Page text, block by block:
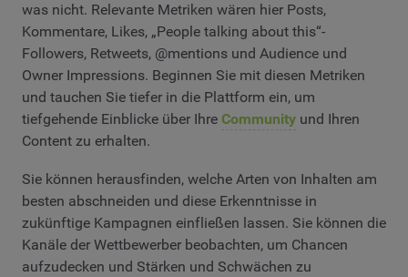
was nicht. Relevante Metriken wären hier Posts,
Kommentare, Likes, „People talking about this“-
Followers, Retweets, @mentions und Audience und
Owner Impressions. Beginnen Sie mit diesen Metriken
und tauchen Sie tiefer in die Plattform ein, um
tiefgehende Einblicke über Ihre Community und Ihren
Content zu erhalten.
Sie können herausfinden, welche Arten von Inhalten am
besten abschneiden und diese Erkenntnisse in
zukünftige Kampagnen einfließen lassen. Sie können die
Kanäle der Wettbewerber beobachten, um Chancen
aufzudecken und Stärken und Schwächen zu